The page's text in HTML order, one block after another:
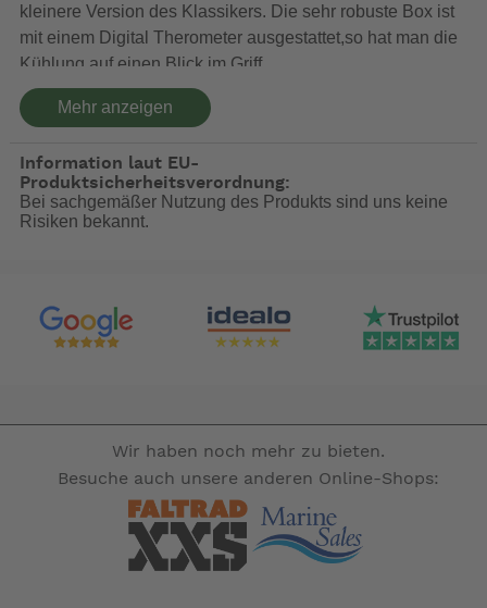
kleinere Version des Klassikers. Die sehr robuste Box ist
mit einem Digital Therometer ausgestattet,so hat man die
Kühlung auf einen Blick im Griff.
Das beste vorab, in die MT 35 passt auch eine 1,5 Liter
Flasche , allerdings nur 3 Stück und nur vorne(siehe Bild
Die Version MT 35 und MT 45 sind Baugleich nur
unterschiedlich Hoch
Zum Vergleich haben wir die 35 und 45 Version
Energieeffizientklasse: F(EEI 101)
Aussenmaße: 647 x 408 x 364 mm [BxHxT ohne Griff]
Material: Stahlblech einbrennlackiert
Farbe: silber metallic
Temperaturbereich: +10°C bis < - 18°C (stufenlos
Effizienzklasse: F
Mehr anzeigen
Information laut EU-
Produktsicherheitsverordnung:
Bei sachgemäßer Nutzung des Produkts sind uns keine
Risiken bekannt.
Wir haben noch mehr zu bieten.
Besuche auch unsere anderen Online-Shops: